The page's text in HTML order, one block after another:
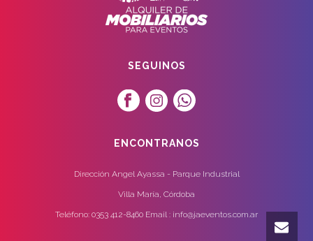
SEGUINOS
ENCONTRANOS
Dirección Angel Ayassa - Parque Industrial
Villa María, Córdoba
Teléfono: 0353 412-8460 Email : info@jaeventos.com.ar